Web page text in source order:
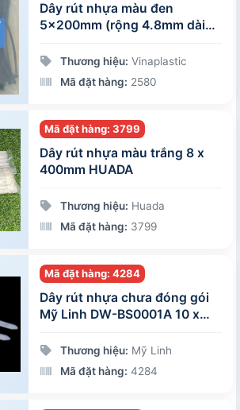
Dây rút nhựa màu đen
5x200mm (rộng 4.8mm dài
Thương hiệu: Vinaplastic
Mã đặt hàng: 2580
Mã đặt hàng: 3799
Dây rút nhựa màu trắng 8 x
400mm HUADA
Thương hiệu: Huada
Mã đặt hàng: 3799
Mã đặt hàng: 4284
Dây rút nhựa chưa đóng gói
Mỹ Linh DW-BS0001A 10 x
Thương hiệu: Mỹ Linh
Mã đặt hàng: 4284